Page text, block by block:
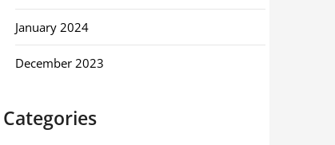
January 2024
December 2023
Categories